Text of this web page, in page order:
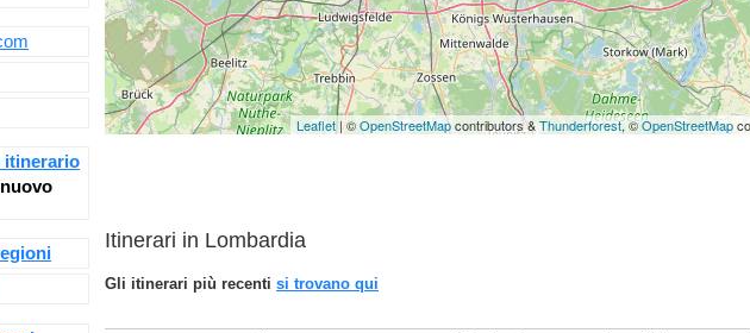
Leaflet | ©OpenStreetMapcontributors &Thunderforest, ©OpenStreetMap
Itinerari in Lombardia
Gli itinerari più recenti si trovano qui
itinerario